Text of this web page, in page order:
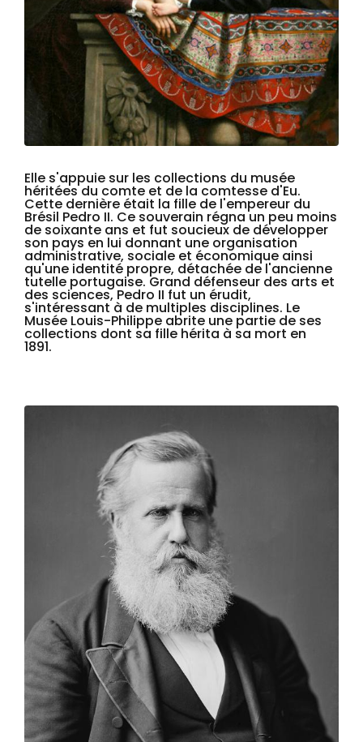
Elle s'appuie sur les collections du musée
héritées du comte et de la comtesse d'Eu.
Cette dernière était la fille de l'empereur du
Brésil Pedro II. Ce souverain régna un peu moins
de soixante ans et fut soucieux de développer
son pays en lui donnant une organisation
administrative, sociale et économique ainsi
qu'une identité propre, détachée de l'ancienne
tutelle portugaise. Grand défenseur des arts et
des sciences, Pedro II fut un érudit,
s'intéressant à de multiples disciplines. Le
Musée Louis-Philippe abrite une partie de ses
collections dont sa fille hérita à sa mort en
1891.